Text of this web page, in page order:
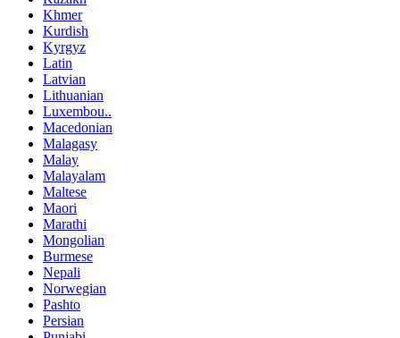
Khmer
Kurdish
Kyrgyz
Latin
Latvian
Lithuanian
Luxembou..
Macedonian
Malagasy
Malay
Malayalam
Maltese
Maori
Marathi
Mongolian
Burmese
Nepali
Norwegian
Pashto
Persian